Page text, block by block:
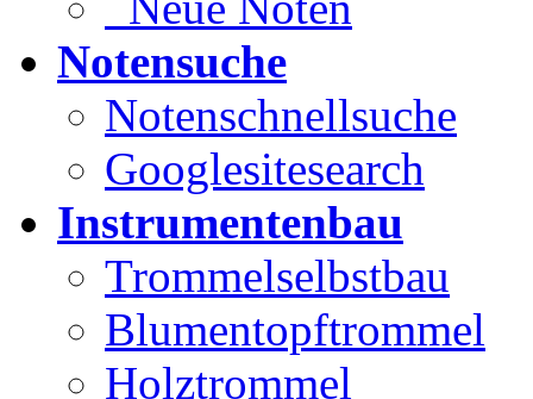
Notensuche
Notenschnellsuche
Googlesitesearch
Instrumentenbau
Trommelselbstbau
Blumentopftrommel
Holztrommel